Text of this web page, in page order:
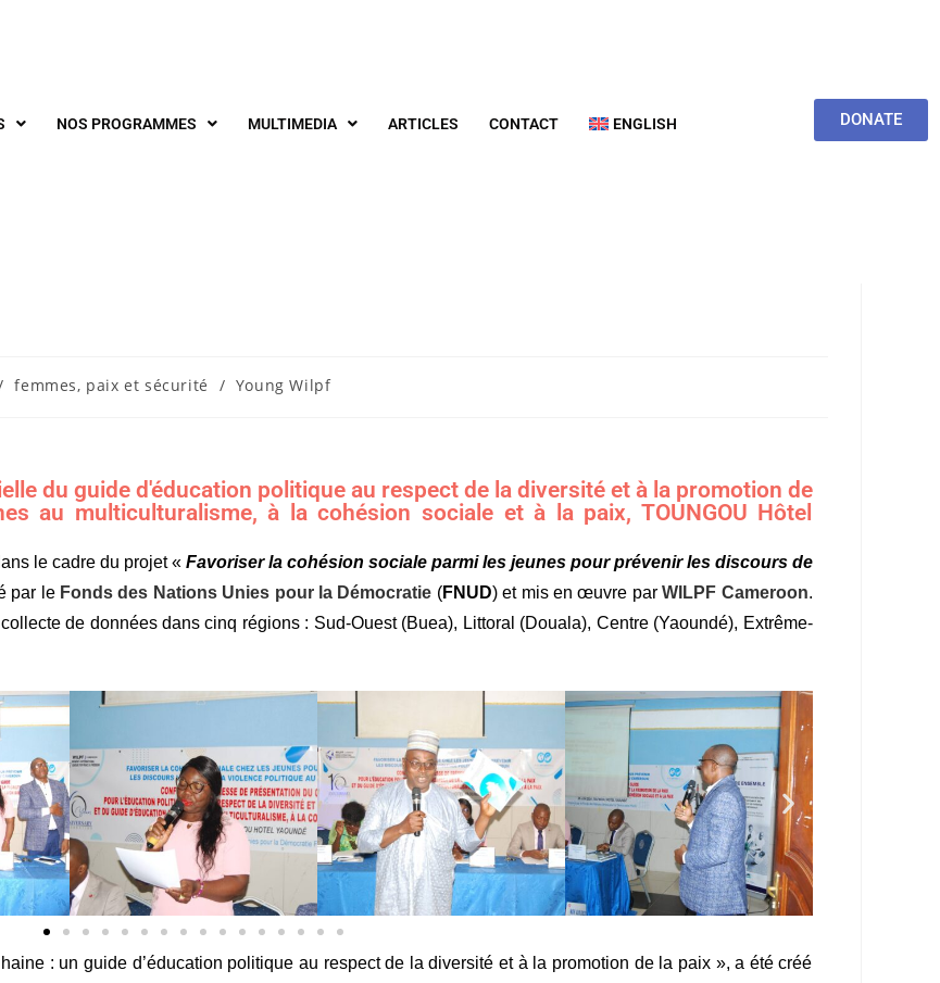
NOS PROGRAMMES MULTIMEDIA ARTICLES CONTACT ENGLISH DONATE
femmes, paix et sécurité / Young Wilpf
du guide d'éducation politique au respect de la diversité et à la promotion de
au multiculturalisme, à la cohésion sociale et à la paix, TOUNGOU Hôtel
le cadre du projet «Favoriser la cohésion sociale parmi les jeunes pour prévenir les discours de
par le Fonds des Nations Unies pour la Démocratie (FNUD) et mis en œuvre parWILPF Cameroon.
de données dans cinq régions : Sud-Ouest (Buea), Littoral (Douala), Centre (Yaoundé), Extrême-
: un guide d’éducation politique au respect de la diversité et à la promotion de la paix », a été créé